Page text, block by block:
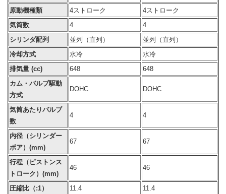
原動機種類
4ストローク
4ストローク
気筒数
4
4
シリンダ配列
並列（直列）
並列（直列）
冷却方式
水冷
水冷
排気量 (cc)
648
648
カム・バルブ駆動
方式
DOHC DOHC
気筒あたりバルブ
数
4 4
内径（シリンダー
ボア）(mm)
67 67
行程（ピストンス
トローク）(mm)
46 46
圧縮比（:1） 11.4
11.4